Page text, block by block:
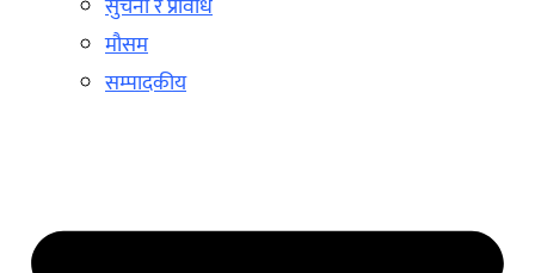
सुचना र प्रविधि
मौसम
सम्पादकीय